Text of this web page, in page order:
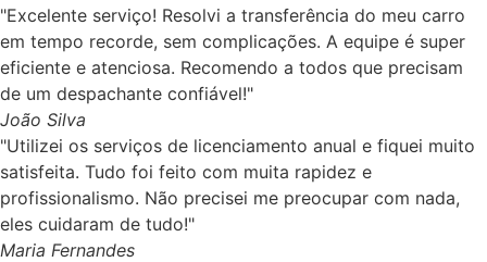
"Excelente serviço! Resolvi a transferência do meu carro
em tempo recorde, sem complicações. A equipe é super
eficiente e atenciosa. Recomendo a todos que precisam
de um despachante confiável!"
João Silva
"Utilizei os serviços de licenciamento anual e fiquei muito
satisfeita. Tudo foi feito com muita rapidez e
profissionalismo. Não precisei me preocupar com nada,
eles cuidaram de tudo!"
Maria Fernandes